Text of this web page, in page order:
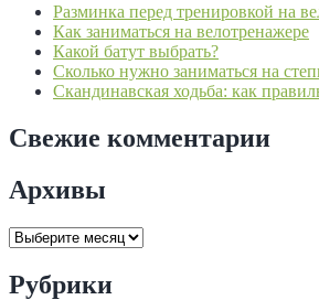
Разминка перед тренировкой на
Как заниматься на велотренажере
Какой батут выбрать?
Сколько нужно заниматься на
Скандинавская ходьба: как
Свежие комментарии
Архивы
Архивы
Рубрики